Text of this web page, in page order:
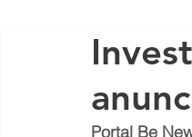
Portal Be